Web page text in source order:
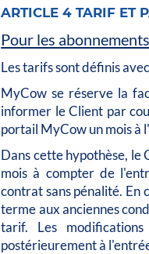
ARTICLE 4 TARIF ET
Pour les
Les tarifs sont définis
MyCow se réserve la
informer le Client par
portail MyCow un mois à
Dans cette hypothèse,
mois à compter de
contrat sans pénalité. En
terme aux anciennes
tarif. Les
postérieurement à